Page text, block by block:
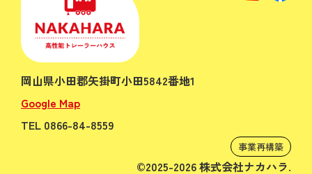
岡山県小田郡矢掛町小田5842番地1
Google Map
TEL 0866-84-8559
事業再構築
©2025-2026 株式会社ナカハラ.